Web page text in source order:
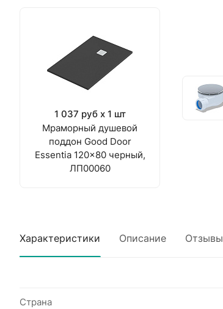
1 037 руб x 1 шт
Мраморный душевой
поддон Good Door
Essentia 120x80 черный,
ЛП00060
Характеристики Описание Отзывы
Страна